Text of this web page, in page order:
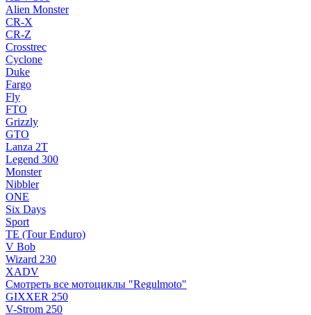
Alien Monster
CR-X
CR-Z
Crosstrec
Cyclone
Duke
Fargo
Fly
FTO
Grizzly
GTO
Lanza 2T
Legend 300
Monster
Nibbler
ONE
Six Days
Sport
TE (Tour Enduro)
V Bob
Wizard 230
XADV
Смотреть все мотоциклы "Regulmoto"
GIXXER 250
V-Strom 250